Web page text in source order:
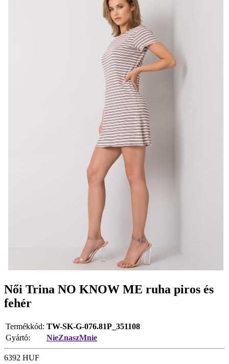
Női Trina NO KNOW ME ruha piros és
fehér
Termékkód: TW-SK-G-076.81P_351108
Gyártó:
NieZnaszMnie
6392 HUF